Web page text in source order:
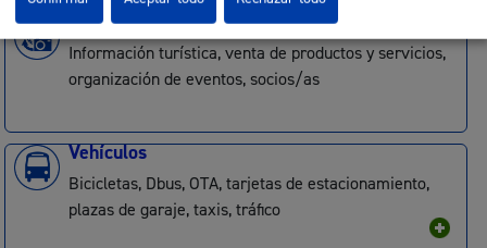
Turismo
Información turística, venta de productos y servicios,
organización de eventos, socios/as
Vehículos
Bicicletas, Dbus, OTA, tarjetas de estacionamiento,
plazas de garaje, taxis, tráfico